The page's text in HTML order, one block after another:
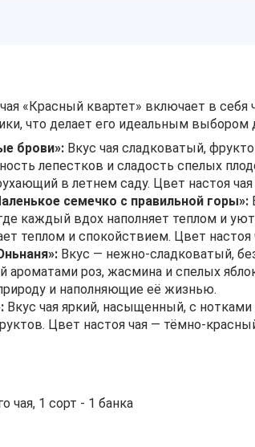
«Красный квартет» включает в
что делает его идеальным выбором
брови»: Вкус чая сладковатый,
лепестков и сладость спелых
в летнем саду. Цвет настоя
семечко с правильной горы»:
каждый вдох наполняет теплом и
теплом и спокойствием. Цвет настоя
Вкус — нежно-сладковатый,
ароматами роз, жасмина и спелых
и наполняющие её жизнью.
Вкус чая яркий, насыщенный, с
Цвет настоя чая — тёмно-
чая, 1 сорт - 1 банка